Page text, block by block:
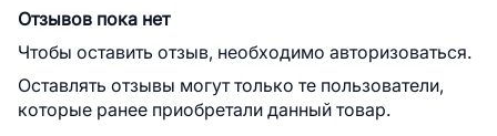
Отзывов пока нет
Чтобы оставить отзыв, необходимо авторизоваться.
Оставлять отзывы могут только те пользователи,
которые ранее приобретали данный товар.